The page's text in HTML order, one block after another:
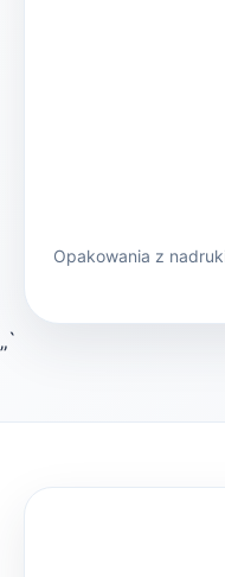
Opakowania z
„`